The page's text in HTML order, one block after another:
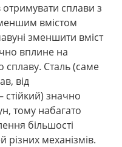
отримувати сплави з
вмістом
зменшити вміст
вплине на
сплаву. Сталь (саме
від
значно
тому набагато
більшості
різних механізмів.